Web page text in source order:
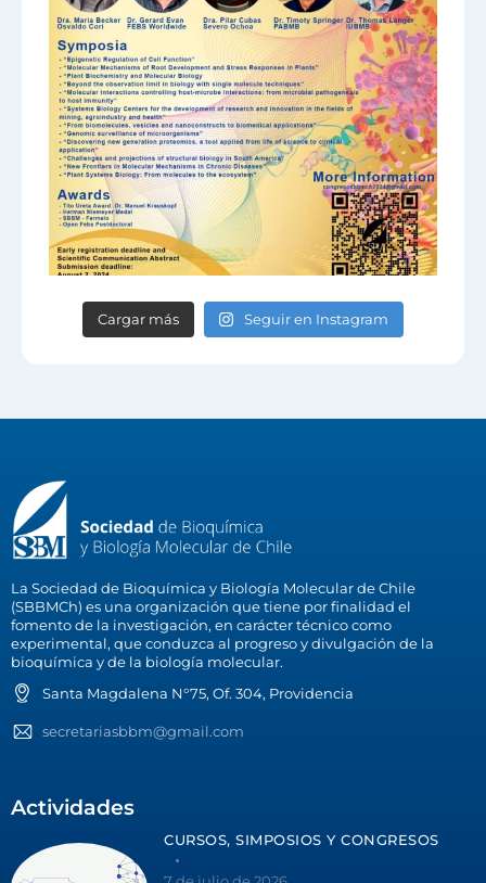
Cargar más Seguir en Instagram
La Sociedad de Bioquímica y Biología Molecular de Chile
(SBBMCh) es una organización que tiene por finalidad el
fomento de la investigación, en carácter técnico como
experimental, que conduzca al progreso y divulgación de la
bioquímica y de la biología molecular.
Santa Magdalena N°75, Of. 304, Providencia
secretariasbbm@gmail.com
Actividades
CURSOS, SIMPOSIOS Y CONGRESOS